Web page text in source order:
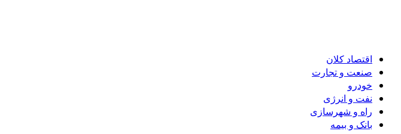
اقتصاد کلان
صنعت و تجارت
خودرو
نفت و انرژی
راه و شهرسازی
بانک و بیمه